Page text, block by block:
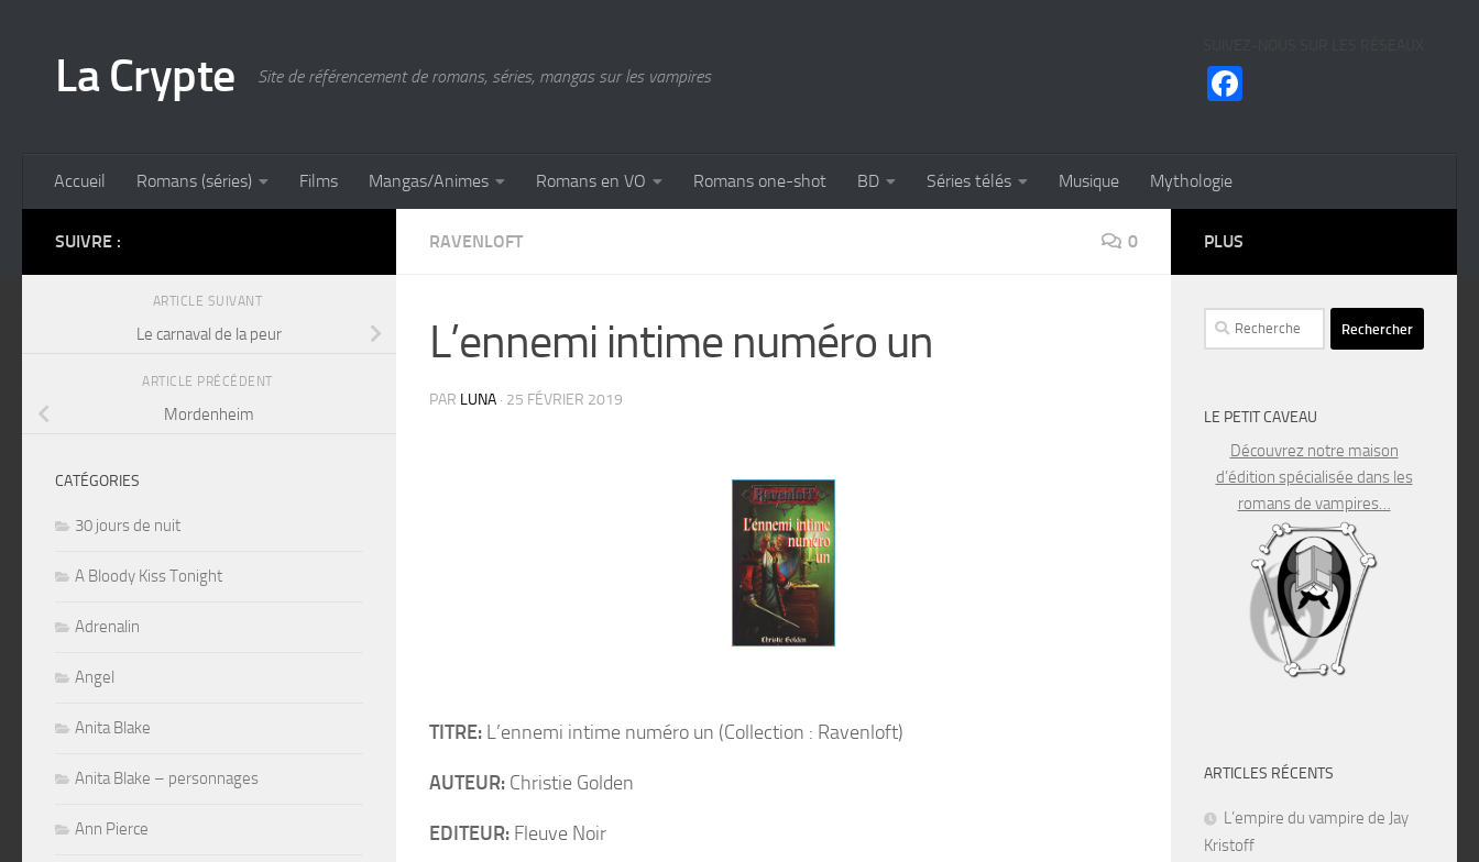
La Crypte Site de référencement de romans, séries, mangas sur les vampires
Accueil Romans (séries) Films Mangas/Animes Romans en VO Romans one-shot BD Séries télés Musique Mythologie
RAVENLOFT 0
L’ennemi intime numéro un
PAR LUNA · 25 FÉVRIER 2019
TITRE: L’ennemi intime numéro un (Collection : Ravenloft)
AUTEUR: Christie Golden
EDITEUR: Fleuve Noir
SUIVRE :
ARTICLE SUIVANT
Le carnaval de la peur
ARTICLE PRÉCÉDENT
Mordenheim
CATÉGORIES
30 jours de nuit
A Bloody Kiss Tonight
Adrenalin
Angel
Anita Blake
Anita Blake – personnages
Ann Pierce
PLUS
Rechercher :
LE PETIT CAVEAU
Découvrez notre maison
d’édition spécialisée dans les
romans de vampires…
ARTICLES RÉCENTS
L’empire du vampire de Jay
Kristoff